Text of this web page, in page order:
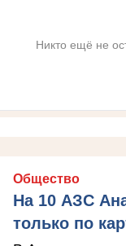
Никто ещё не
Общество
На 10 АЗС
только по